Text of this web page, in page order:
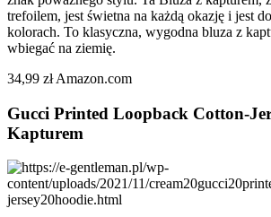
trefoilem, jest świetna na każdą okazję i jest
kolorach. To klasyczna, wygodna bluza z
wbiegać na ziemię.
34,99 zł Amazon.com
Gucci Printed Loopback Cotton-
Kapturem